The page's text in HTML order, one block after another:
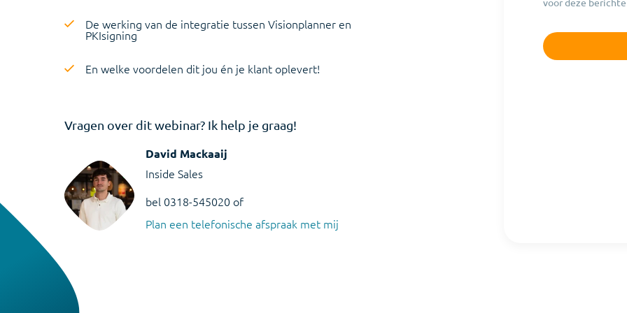
De werking van de integratie tussen Visionplanner en
PKIsigning
En welke voordelen dit jou én je klant oplevert!
Vragen over dit webinar? Ik help je graag!
David Mackaaij
Inside Sales
bel 0318-545020 of
Plan een telefonische afspraak met mij